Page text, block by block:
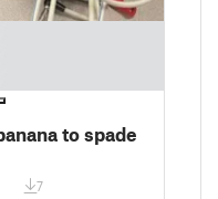
to spade
7